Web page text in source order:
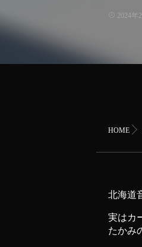
2024年
HOME
北海道
実はカ
たかみ